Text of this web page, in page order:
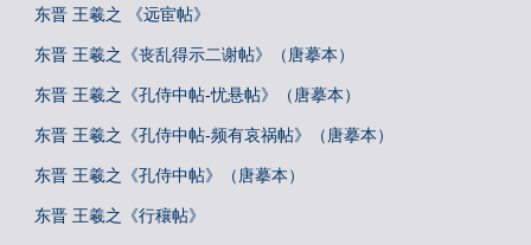
东晋 王羲之 《远宦帖》
东晋 王羲之《丧乱得示二谢帖》（唐摹本）
东晋 王羲之《孔侍中帖-忧悬帖》（唐摹本）
东晋 王羲之《孔侍中帖-频有哀祸帖》（唐摹本）
东晋 王羲之《孔侍中帖》（唐摹本）
东晋 王羲之《行穰帖》